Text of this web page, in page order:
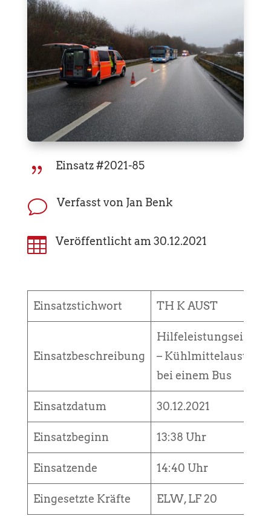
{ Einsatz #2021-85
v Verfasst von Jan Benk
 Veröffentlicht am 30.12.2021
Einsatzstichwort TH K AUST
Einsatzbeschreibung
Hilfeleistungseinsatz
– Kühlmittelaustritt
bei einem Bus
Einsatzdatum 30.12.2021
Einsatzbeginn 13:38 Uhr
Einsatzende 14:40 Uhr
Eingesetzte Kräfte ELW, LF 20